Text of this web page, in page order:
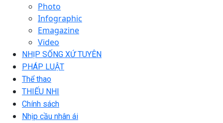
Photo
Infographic
Emagazine
Video
NHỊP SỐNG XỨ TUYÊN
PHÁP LUẬT
Thể thao
THIẾU NHI
Chính sách
Nhịp cầu nhân ái